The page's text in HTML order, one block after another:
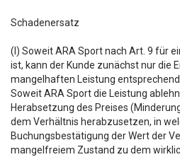
Schadenersatz
(I) Soweit ARA Sport nach Art. 9 für
ist, kann der Kunde zunächst nur die
mangelhaften Leistung
Soweit ARA Sport die Leistung
Herabsetzung des Preises
dem Verhältnis herabzusetzen, in
Buchungsbestätigung der Wert der
mangelfreiem Zustand zu dem